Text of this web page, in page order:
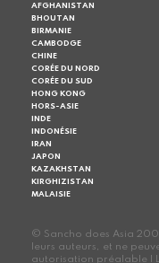
AFGHANISTAN
BHOUTAN
BIRMANIE
CAMBODGE
CHINE
CORÉE DU NORD
CORÉE DU SUD
HONG KONG
HORS-ASIE
INDE
INDONÉSIE
IRAN
JAPON
KAZAKHSTAN
KIRGHIZISTAN
MALAISIE
© Sancho does Asia
leurs auteurs, et ne
autorisation préalable |